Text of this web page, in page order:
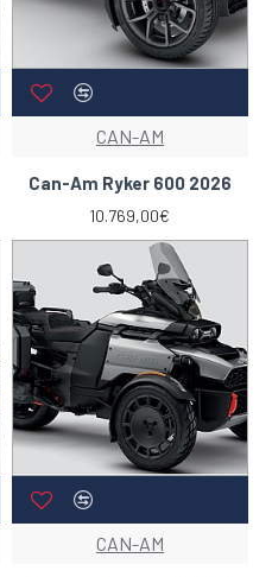
CAN-AM
Can-Am Ryker 600 2026
10.769,00€
CAN-AM